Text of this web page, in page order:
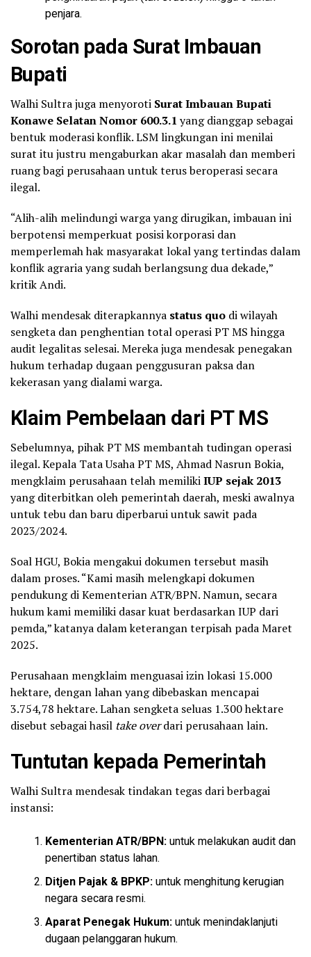
penjara.
Sorotan pada Surat Imbauan
Bupati
Walhi Sultra juga menyoroti Surat Imbauan Bupati
Konawe Selatan Nomor 600.3.1 yang dianggap sebagai
bentuk moderasi konflik. LSM lingkungan ini menilai
surat itu justru mengaburkan akar masalah dan memberi
ruang bagi perusahaan untuk terus beroperasi secara
ilegal.
“Alih-alih melindungi warga yang dirugikan, imbauan ini
berpotensi memperkuat posisi korporasi dan
memperlemah hak masyarakat lokal yang tertindas dalam
konflik agraria yang sudah berlangsung dua dekade,”
kritik Andi.
Walhi mendesak diterapkannya status quo di wilayah
sengketa dan penghentian total operasi PT MS hingga
audit legalitas selesai. Mereka juga mendesak penegakan
hukum terhadap dugaan penggusuran paksa dan
kekerasan yang dialami warga.
Klaim Pembelaan dari PT MS
Sebelumnya, pihak PT MS membantah tudingan operasi
ilegal. Kepala Tata Usaha PT MS, Ahmad Nasrun Bokia,
mengklaim perusahaan telah memilikiIUP sejak 2013
yang diterbitkan oleh pemerintah daerah, meski awalnya
untuk tebu dan baru diperbarui untuk sawit pada
2023/2024.
Soal HGU, Bokia mengakui dokumen tersebut masih
dalam proses. “Kami masih melengkapi dokumen
pendukung di Kementerian ATR/BPN. Namun, secara
hukum kami memiliki dasar kuat berdasarkan IUP dari
pemda,” katanya dalam keterangan terpisah pada Maret
2025.
Perusahaan mengklaim menguasai izin lokasi 15.000
hektare, dengan lahan yang dibebaskan mencapai
3.754,78 hektare. Lahan sengketa seluas 1.300 hektare
disebut sebagai hasil take overdari perusahaan lain.
Tuntutan kepada Pemerintah
Walhi Sultra mendesak tindakan tegas dari berbagai
instansi:
Kementerian ATR/BPN: untuk melakukan audit dan
penertiban status lahan.
Ditjen Pajak & BPKP: untuk menghitung kerugian
negara secara resmi.
Aparat Penegak Hukum: untuk menindaklanjuti
dugaan pelanggaran hukum.